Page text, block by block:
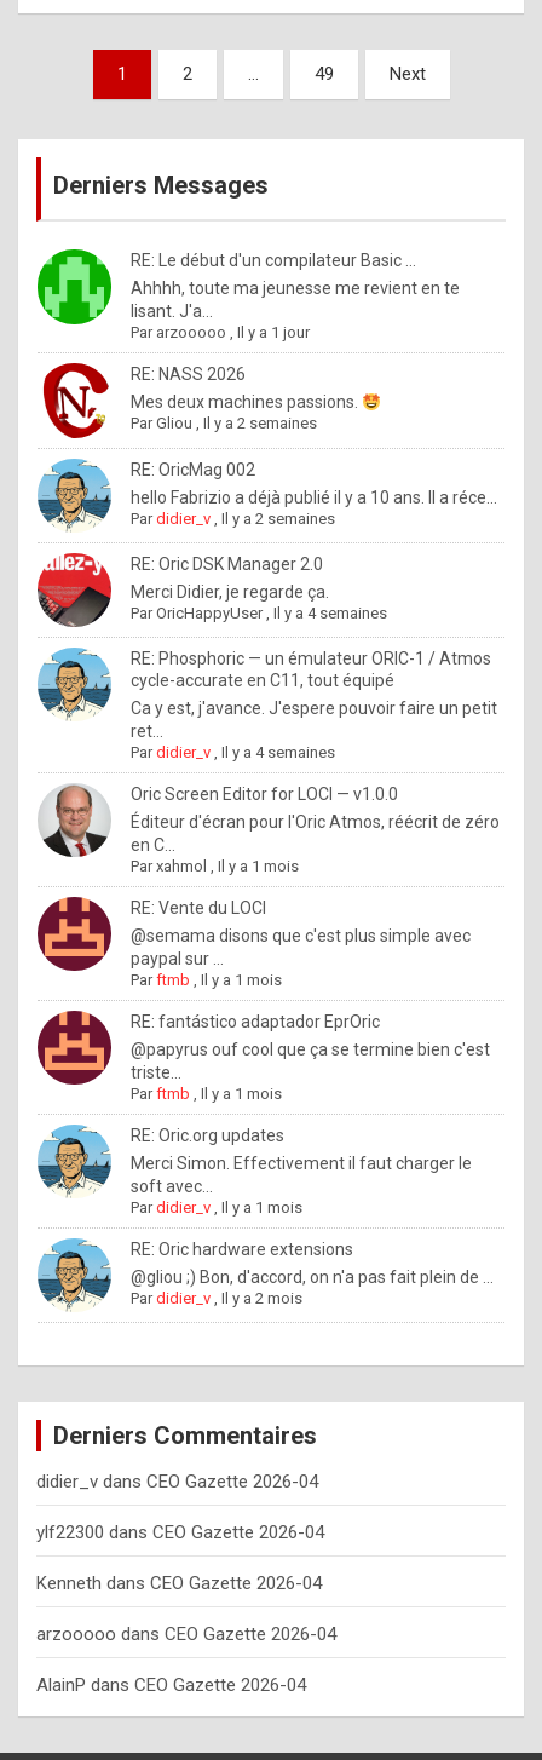
x
a
%
m
a
d
b
y
o
l
e
x
.
I
f
y
o
u
w
a
n
t
o
n
o
w
h
o
w
o
e
y
o
u
s
h
o
Pagination
publications
1 2 … 49 Next
Derniers Messages
RE: Le début d'un compilateur Basic ...
Ahhhh, toute ma jeunesse me revient en te
lisant. J'a...
Par arzooooo ,Il y a 1 jour
RE: NASS 2026
Mes deux machines passions.
ParGliou ,Il y a 2 semaines
RE: OricMag 002
hello Fabrizio a déjà publié il y a 10 ans. Il a réce...
Pardidier_v ,Il y a 2 semaines
RE: Oric DSK Manager 2.0
Merci Didier, je regarde ça.
ParOricHappyUser,Il y a 4 semaines
RE: Phosphoric — un émulateur ORIC-1 / Atmos
cycle-accurate en C11, tout équipé
Ca y est, j'avance. J'espere pouvoir faire un petit
ret...
Pardidier_v ,Il y a 4 semaines
Oric Screen Editor for LOCI — v1.0.0
Éditeur d'écran pour l'Oric Atmos, réécrit de zéro
en C...
Parxahmol ,Il y a 1 mois
RE: Vente du LOCI
@semama disons que c'est plus simple avec
paypal sur ...
Parftmb ,Il y a 1 mois
RE: fantástico adaptador EprOric
@papyrus ouf cool que ça se termine bien c'est
triste...
Parftmb ,Il y a 1 mois
RE: Oric.org updates
Merci Simon. Effectivement il faut charger le
soft avec...
Pardidier_v ,Il y a 1 mois
RE: Oric hardware extensions
@gliou ;) Bon, d'accord, on n'a pas fait plein de ...
Pardidier_v ,Il y a 2 mois
Derniers Commentaires
didier_v dans CEO Gazette 2026-04
ylf22300 dans CEO Gazette 2026-04
Kenneth dans CEO Gazette 2026-04
arzooooo dans CEO Gazette 2026-04
AlainP dans CEO Gazette 2026-04